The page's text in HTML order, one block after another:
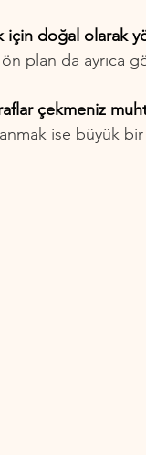
doğal olarak
plan da ayrıca
çekmeniz
ise büyük bir